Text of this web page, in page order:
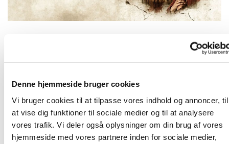
Denne hjemmeside bruger cookies
Vi bruger cookies til at tilpasse vores indhold og annoncer, til
at vise dig funktioner til sociale medier og til at analysere
vores trafik. Vi deler også oplysninger om din brug af vores
hjemmeside med vores partnere inden for sociale medier,
21:00
Vi ser filmen "The Chosen" sammen